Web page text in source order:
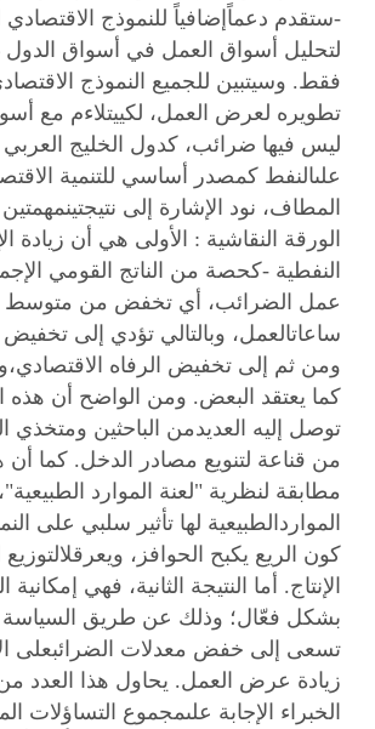
-ستقدم دعماًإضافياً للنموذج
لتحليل أسواق العمل في أسواق الدول
فقط. وسيتبين للجميع النموذج
تطويره لعرض العمل، لكييتلاءم مع
ليس فيها ضرائب، كدول الخليج العربي
علىالنفط كمصدر أساسي للتنمية
المطاف، نود الإشارة إلى
الورقة النقاشية : الأولى هي أن زيادة
النفطية -كحصة من الناتج القومي
عمل الضرائب، أي تخفض من متوسط
ساعاتالعمل، وبالتالي تؤدي إلى
ومن ثم إلى تخفيض الرفاه
كما يعتقد البعض. ومن الواضح أن هذه
توصل إليه العديدمن الباحثين ومتخذي
من قناعة لتنويع مصادر الدخل. كما أن
مطابقة لنظرية "لعنة الموارد الطبيعية"،
المواردالطبيعية لها تأثير سلبي على
كون الريع يكبح الحوافز،
الإنتاج. أما النتيجة الثانية، فهي إمكانية
بشكل فعّال؛ وذلك عن طريق السياسة
تسعى إلى خفض معدلات الضرائبعلى
زيادة عرض العمل. يحاول هذا العدد
الخبراء الإجابة علىمجموع التساؤلات